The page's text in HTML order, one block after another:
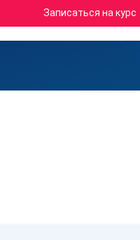
Записаться на курс